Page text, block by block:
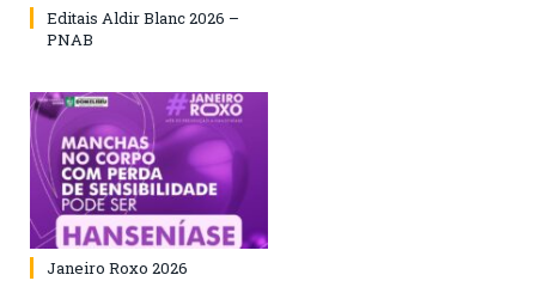
Editais Aldir Blanc 2026 –
PNAB
Janeiro Roxo 2026